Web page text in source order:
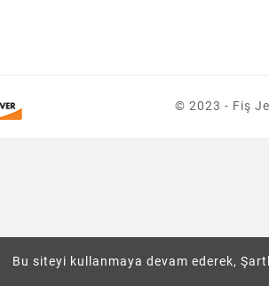
Bu siteyi kullanmaya devam ederek,
© 2023 - Fiş